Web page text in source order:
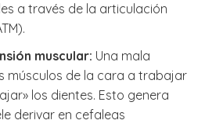
a través de la articulación
muscular: Una mala
músculos de la cara a trabajar
los dientes. Esto genera
derivar en cefaleas